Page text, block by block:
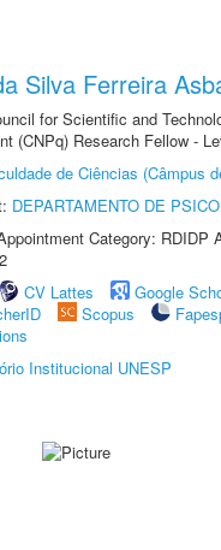
Silva Ferreira
for Scientific and
(CNPq) Research Fellow -
de Ciências (Câmpus
DEPARTAMENTO DE
Category: RDIDP
CV Lattes
Google
Scopus
Institucional UNESP